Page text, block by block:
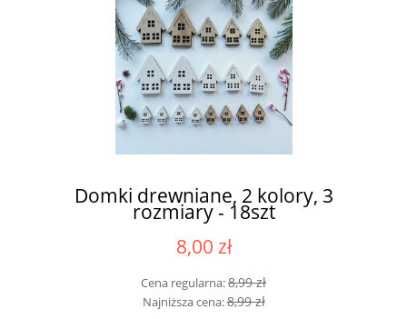
Domki drewniane, 2 kolory, 3
rozmiary - 18szt
8,00 zł
Cena regularna:8,99 zł
Najniższa cena:8,99 zł